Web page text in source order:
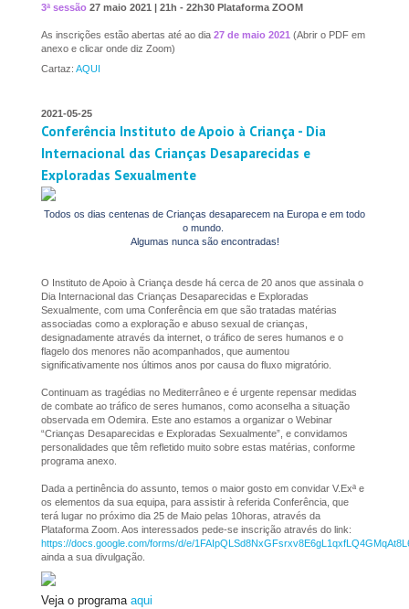
3ª sessão 27 maio 2021 | 21h - 22h30 Plataforma ZOOM
As inscrições estão abertas até ao dia 27 de maio 2021 (Abrir o PDF em
anexo e clicar onde diz Zoom)
Cartaz: AQUI
2021-05-25
Conferência Instituto de Apoio à Criança - Dia
Internacional das Crianças Desaparecidas e
Exploradas Sexualmente
Todos os dias centenas de Crianças desaparecem na Europa e em todo
o mundo.
Algumas nunca são encontradas!
O Instituto de Apoio à Criança desde há cerca de 20 anos que assinala o
Dia Internacional das Crianças Desaparecidas e Exploradas
Sexualmente, com uma Conferência em que são tratadas matérias
associadas como a exploração e abuso sexual de crianças,
designadamente através da internet, o tráfico de seres humanos e o
flagelo dos menores não acompanhados, que aumentou
significativamente nos últimos anos por causa do fluxo migratório.
Continuam as tragédias no Mediterrâneo e é urgente repensar medidas
de combate ao tráfico de seres humanos, como aconselha a situação
observada em Odemira. Este ano estamos a organizar o Webinar
“Crianças Desaparecidas e Exploradas Sexualmente”, e convidamos
personalidades que têm refletido muito sobre estas matérias, conforme
programa anexo.
Dada a pertinência do assunto, temos o maior gosto em convidar V.Exª e
os elementos da sua equipa, para assistir à referida Conferência, que
terá lugar no próximo dia 25 de Maio pelas 10horas, através da
Plataforma Zoom. Aos interessados pede-se inscrição através do link:
https://docs.google.com/forms/d/e/
ainda a sua divulgação.
Veja o programa aqui